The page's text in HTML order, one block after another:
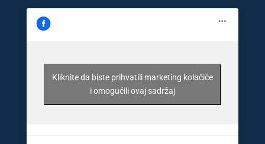
Kliknite da biste prihvatili marketing kolačiće
i omogućili ovaj sadržaj